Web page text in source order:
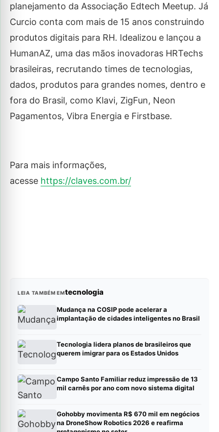
planejamento da Associação Edtech Meetup. Já
Curcio conta com mais de 15 anos construindo
produtos digitais para RH. Idealizou e lançou a
HumanAZ, uma das mãos inovadoras HRTechs
brasileiras, recrutando times de tecnologias,
dados, produtos para grandes nomes, dentro e
fora do Brasil, como Klavi, ZigFun, Neon
Pagamentos, Vibra Energia e Firstbase.
Para mais informações,
acesse https://claves.com.br/
LEIA TAMBÉM EMtecnologia
Mudança na COSIP pode acelerar a
implantação de cidades inteligentes no Brasil
Tecnologia lidera planos de brasileiros que
querem imigrar para os Estados Unidos
Campo Santo Familiar reduz impressão de 13
mil carnês por ano com novo sistema digital
Gohobby movimenta R$ 670 mil em negócios
na DroneShow Robotics 2026 e reafirma